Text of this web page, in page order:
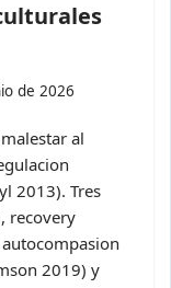
de 2026
al
2013). Tres
recovery
2019) y